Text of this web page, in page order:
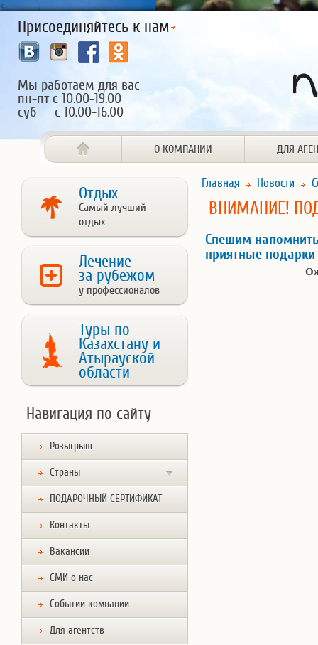
<
Присоединяйтесь к нам
Мы работаем для вас
пн-пт с 10.00-19.00
суб с 10.00-16.00
О КОМПАНИИ ДЛЯ
Отдых
Самый лучший
отдых
Лечение
за рубежом
у профессионалов
Туры по
Казахстану и
Атырауской
области
Навигация по сайту
Розыгрыш
Страны
ПОДАРОЧНЫЙ СЕРТИФИКАТ
Контакты
Вакансии
СМИ о нас
Событии компании
Для агентств
Главная Новости
ВНИМАНИЕ!
Спешим
приятные